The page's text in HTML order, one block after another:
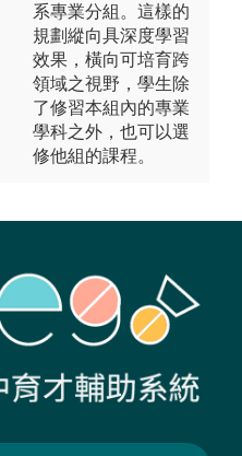
系專業分組。這樣的
規劃縱向具深度學習
效果，橫向可培育跨
領域之視野，學生除
了修習本組內的專業
學科之外，也可以選
修他組的課程。